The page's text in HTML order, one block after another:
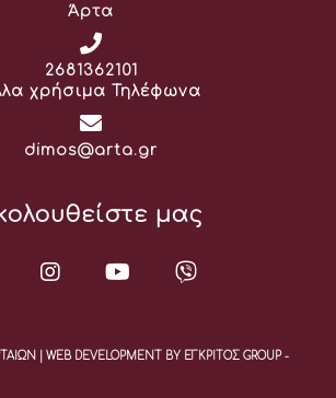
Άρτα
Τηλέφωνο:
2681362101
χρήσιμα Τηλέφωνα
Email:
dimos@arta.gr
μας
| WEB DEVELOPMENT BY ΕΓΚΡΙΤΟΣ GROUP -